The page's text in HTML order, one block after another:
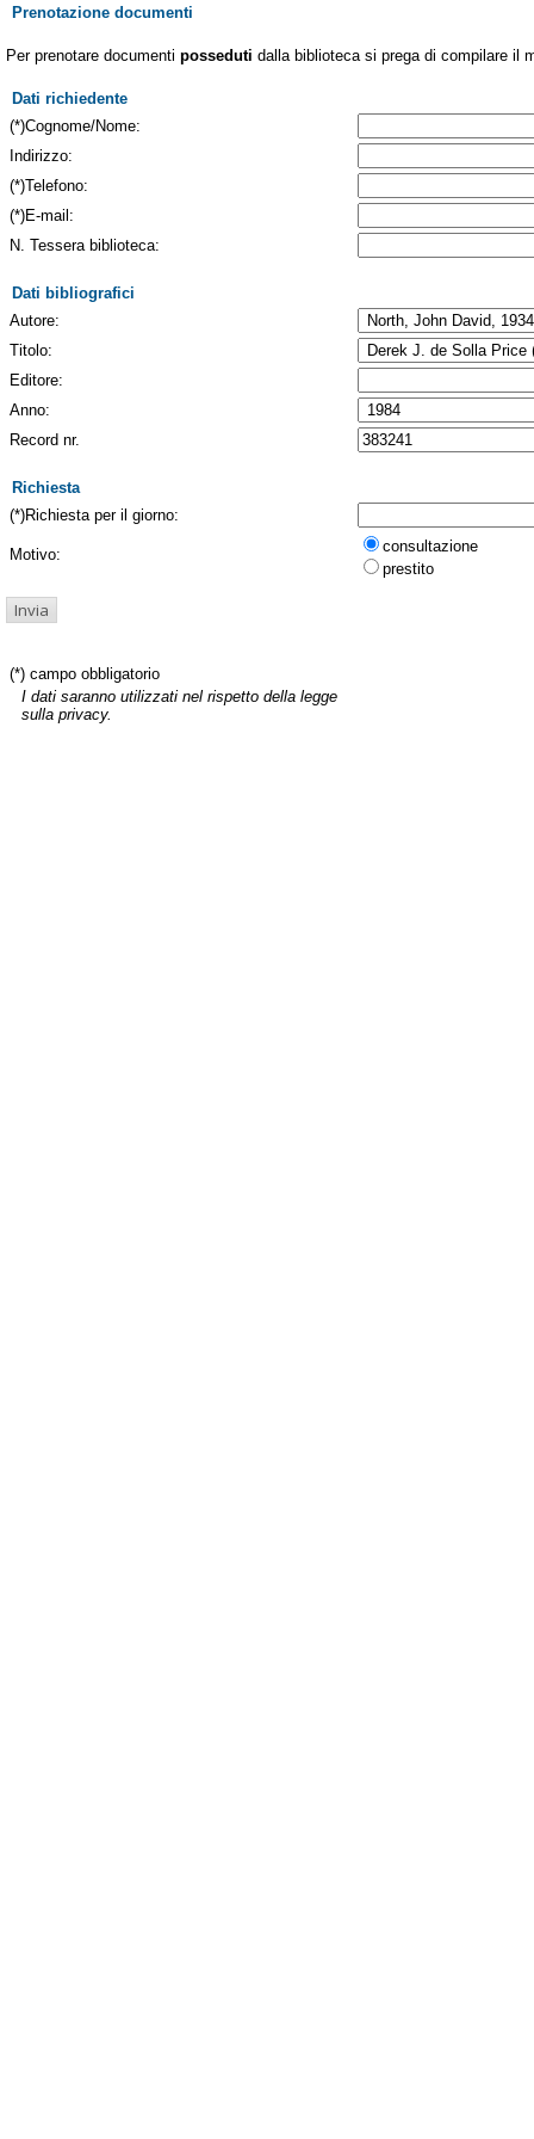
Prenotazione documenti
Per prenotare documenti posseduti dalla biblioteca si prega di compilare il
Dati richiedente
(*)Cognome/Nome:
Indirizzo:
(*)Telefono:
(*)E-mail:
N. Tessera biblioteca:
Dati bibliografici
Autore:
Titolo:
Editore:
Anno:
Record nr.
Richiesta
(*)Richiesta per il giorno:
Motivo:
consultazione
prestito
(*) campo obbligatorio
I dati saranno utilizzati nel rispetto della legge
sulla privacy.